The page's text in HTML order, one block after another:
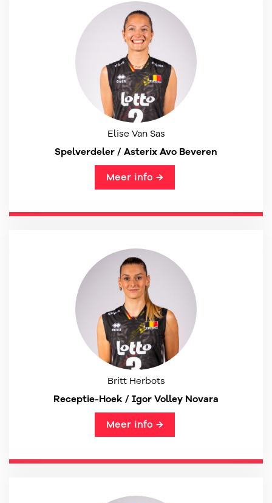
Elise Van Sas
Spelverdeler / Asterix Avo Beveren
Meer info →
Britt Herbots
Receptie-Hoek / Igor Volley Novara
Meer info →